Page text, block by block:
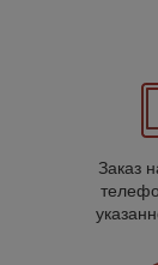
Заказ